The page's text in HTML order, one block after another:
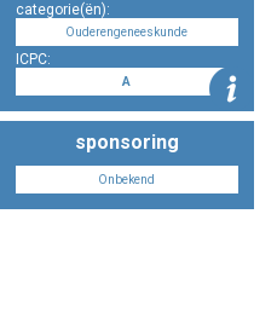
Inloggen
categorie(ën):
Ouderengeneeskunde
ICPC:
A
sponsoring
Onbekend